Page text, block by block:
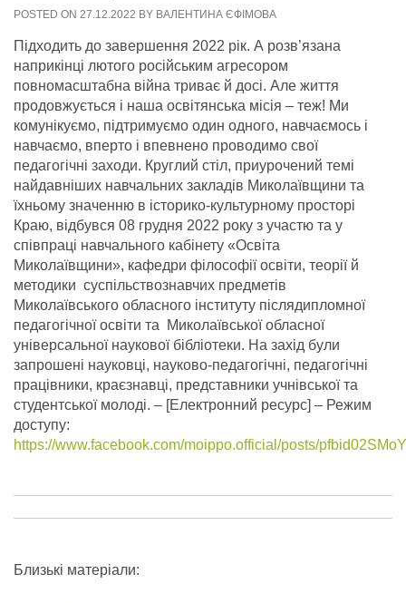
POSTED ON 27.12.2022 BY ВАЛЕНТИНА ЄФІМОВА
Підходить до завершення 2022 рік. А розв’язана
наприкінці лютого російським агресором
повномасштабна війна триває й досі. Але життя
продовжується і наша освітянська місія – теж! Ми
комунікуємо, підтримуємо один одного, навчаємось і
навчаємо, вперто і впевнено проводимо свої
педагогічні заходи. Круглий стіл, приурочений темі
найдавніших навчальних закладів Миколаївщини та
їхньому значенню в історико-культурному просторі
Краю, відбувся 08 грудня 2022 року з участю та у
співпраці навчального кабінету «Освіта
Миколаївщини», кафедри філософії освіти, теорії й
методики суспільствознавчих предметів
Миколаївського обласного інституту післядипломної
педагогічної освіти та Миколаївської обласної
універсальної наукової бібліотеки. На захід були
запрошені науковці, науково-педагогічні, педагогічні
працівники, краєзнавці, представники учнівської та
студентської молоді. – [Електронний ресурс] – Режим
доступу:
https://www.facebook.com/moippo.official/posts/
Близькі матеріали: